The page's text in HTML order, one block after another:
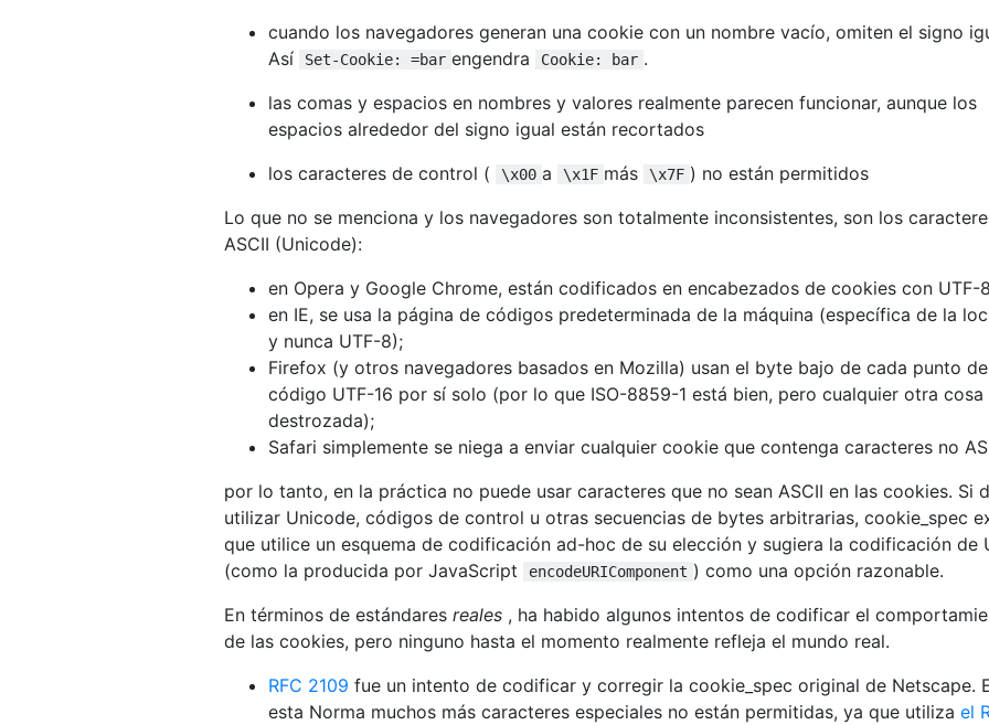
cuando los navegadores generan una cookie con un nombre vacío, omiten el signo
Así
Set-Cookie: =bar engendra Cookie: bar .
las comas y espacios en nombres y valores realmente parecen funcionar, aunque los
espacios alrededor del signo igual están recortados
los caracteres de control (
\x00 a \x1F más \x7F ) no están permitidos
Lo que no se menciona y los navegadores son totalmente inconsistentes, son los
ASCII (Unicode):
en Opera y Google Chrome, están codificados en encabezados de cookies con UTF-
en IE, se usa la página de códigos predeterminada de la máquina (específica de la
y nunca UTF-8);
Firefox (y otros navegadores basados ​​en Mozilla) usan el byte bajo de cada punto de
código UTF-16 por sí solo (por lo que ISO-8859-1 está bien, pero cualquier otra cosa
destrozada);
Safari simplemente se niega a enviar cualquier cookie que contenga caracteres no
por lo tanto, en la práctica no puede usar caracteres que no sean ASCII en las cookies. Si
utilizar Unicode, códigos de control u otras secuencias de bytes arbitrarias, cookie_spec
que utilice un esquema de codificación ad-hoc de su elección y sugiera la codificación de
(como la producida por JavaScript
encodeURIComponent ) como una opción razonable.
En términos de estándares reales , ha habido algunos intentos de codificar el
de las cookies, pero ninguno hasta el momento realmente refleja el mundo real.
RFC 2109 fue un intento de codificar y corregir la cookie_spec original de Netscape.
esta Norma muchos más caracteres especiales no están permitidas, ya que utiliza el